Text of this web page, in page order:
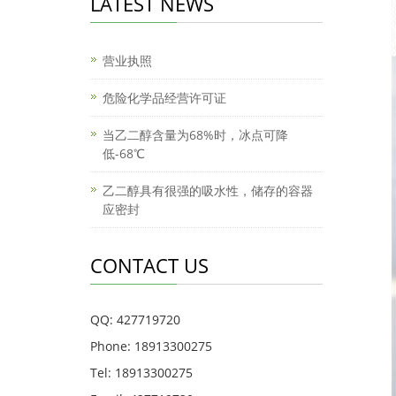
营业执照
危险化学品经营许可证
当乙二醇含量为68%时，冰点可降
低-68℃
乙二醇具有很强的吸水性，储存的容器
应密封
CONTACT US
QQ: 427719720
Phone: 18913300275
Tel: 18913300275